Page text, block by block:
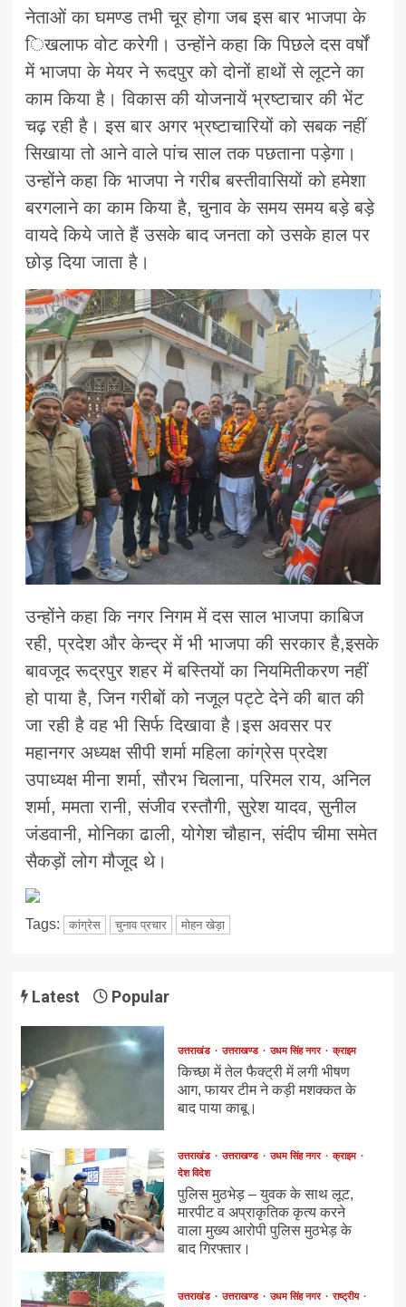
नेताओं का घमण्ड तभी चूर होगा जब इस बार भाजपा के
िखलाफ वोट करेगी। उन्होंने कहा कि पिछले दस वर्षों
में भाजपा के मेयर ने रूदपुर को दोनों हाथों से लूटने का
काम किया है। विकास की योजनायें भ्रष्टाचार की भेंट
चढ़ रही है। इस बार अगर भ्रष्टाचारियों को सबक नहीं
सिखाया तो आने वाले पांच साल तक पछताना पड़ेगा।
उन्होंने कहा कि भाजपा ने गरीब बस्तीवासियों को हमेशा
बरगलाने का काम किया है, चुनाव के समय समय बड़े बड़े
वायदे किये जाते हैं उसके बाद जनता को उसके हाल पर
छोड़ दिया जाता है।
उन्होंने कहा कि नगर निगम में दस साल भाजपा काबिज
रही, प्रदेश और केन्द्र में भी भाजपा की सरकार है,इसके
बावजूद रूद्रपुर शहर में बस्तियों का नियमितीकरण नहीं
हो पाया है, जिन गरीबों को नजूल पट्टे देने की बात की
जा रही है वह भी सिर्फ दिखावा है।इस अवसर पर
महानगर अध्यक्ष सीपी शर्मा महिला कांग्रेस प्रदेश
उपाध्यक्ष मीना शर्मा, सौरभ चिलाना, परिमल राय, अनिल
शर्मा, ममता रानी, संजीव रस्तौगी, सुरेश यादव, सुनील
जंडवानी, मोनिका ढाली, योगेश चौहान, संदीप चीमा समेत
सैकड़ों लोग मौजूद थे।
Tags: कांग्रेस चुनाव प्रचार मोहन खेड़ा
Latest Popular
उत्तराखंड उत्तराखण्ड उधम सिंह नगर क्राइम
किच्छा में तेल फैक्ट्री में लगी भीषण
आग, फायर टीम ने कड़ी मशक्कत के
बाद पाया काबू।
उत्तराखंड उत्तराखण्ड उधम सिंह नगर
क्राइम
देश विदेश
पुलिस मुठभेड़ – युवक के साथ लूट,
मारपीट व अप्राकृतिक कृत्य करने
वाला मुख्य आरोपी पुलिस मुठभेड़ के
बाद गिरफ्तार।
उत्तराखंड उत्तराखण्ड उधम सिंह नगर
राष्ट्रीय